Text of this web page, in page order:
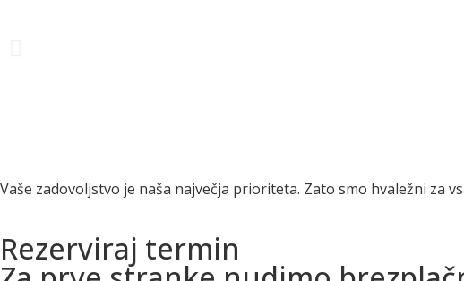
Vaše zadovoljstvo je naša največja prioriteta. Zato smo hvaležni za
Rezerviraj termin